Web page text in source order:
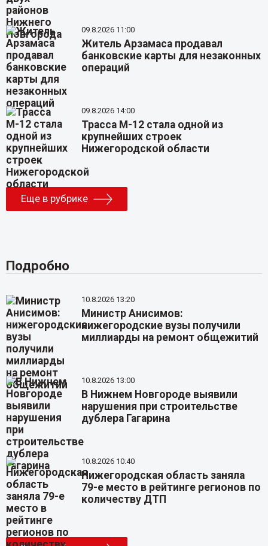
09.8.2026 11:00
Житель Арзамаса продавал
банковские карты для незаконных
операций
09.8.2026 14:00
Трасса М-12 стала одной из
крупнейших строек
Нижегородской области
Еще в рубрике
Подробно
10.8.2026 13:20
Министр Анисимов:
нижегородские вузы получили
миллиарды на ремонт общежитий
10.8.2026 13:00
В Нижнем Новгороде выявили
нарушения при строительстве
дублера Гагарина
10.8.2026 10:40
Нижегородская область заняла
79-е место в рейтинге регионов по
количеству ДТП